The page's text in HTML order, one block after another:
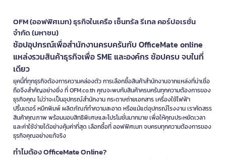
OFM (ออฟฟิศเมท) ธุรกิจในเครือ เซ็นทรัล รีเทล คอร์ปอเรชั่น
จำกัด (มหาชน)
ช้อปอุปกรณ์เพื่อสำนักงานครบครันกับ OfficeMate online
แหล่งรวมสินค้าธุรกิจเพื่อ SME และองค์กร ช้อปครบ จบในที่
เดียว
ยุคนี้ที่ทุกธุรกิจต้องการความคล่องตัว การเลือกซื้อสินค้าสำนักงานจากแหล่งที่น่าเชื่อ
ถือจึงสำคัญอย่างยิ่ง ที่ OFM.co.th คุณจะพบกับสินค้าครบครันทุกความต้องการของ
ธุรกิจคุณ ไม่ว่าจะเป็นอุปกรณ์สำนักงาน กระดาษถ่ายเอกสาร เครื่องใช้ไฟฟ้า
ปริ้นเตอร์ หมึกพิมพ์ ผลิตภัณฑ์ทำความสะอาด หรือแม้แต่อุปกรณ์โรงงาน เราคัดสรร
สินค้าคุณภาพ พร้อมมอบสิทธิพิเศษและโปรโมชั่นมากมาย เพื่อให้คุณประหยัดเวลา
และค่าใช้จ่ายได้อย่างคุ้มค่าที่สุด เลือกซื้อที่ ออฟฟิศเมท จบครบทุกความต้องการของ
ธุรกิจคุณอย่างแท้จริง
ทำไมต้อง OfficeMate Online?